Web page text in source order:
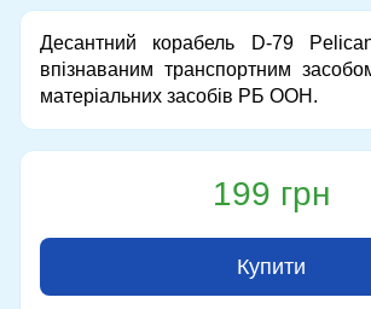
Десантний корабель D-79
впізнаваним транспортним
матеріальних засобів РБ ООН.
199 грн
Купити